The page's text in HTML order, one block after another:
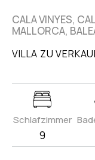
CALA VINYES,
MALLORCA,
VILLA ZU
Schlafzimmer
9